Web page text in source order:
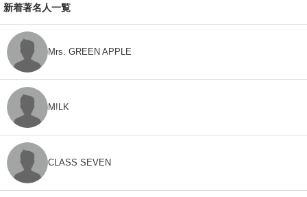
新着著名人一覧
Mrs. GREEN APPLE
M!LK
CLASS SEVEN